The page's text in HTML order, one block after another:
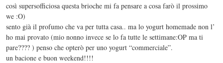
così supersofficiosa questa brioche mi fa pensare a cosa farò il prossimo
we :O)
sento già il profumo che va per tutta casa.. ma lo yogurt homemade non l’
ho mai provato (mio nonno invece se lo fa tutte le settimane:OP ma ti
pare???? ) penso che opterò per uno yogurt “commerciale”.
un bacione e buon weekend!!!!